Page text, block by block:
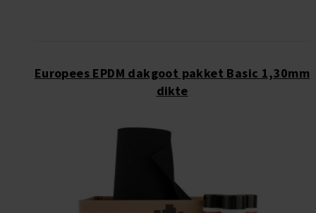
Europees EPDM dakgoot pakket Basic 1,30mm
dikte